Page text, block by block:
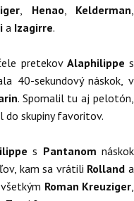
Henao Kelderman
a Izagirre.
pretekov Alaphilippe s
40-sekundový náskok, v
. Spomalil tu aj pelotón,
do skupiny favoritov.
s Pantanom náskok
kam sa vrátili Rolland a
Roman Kreuziger